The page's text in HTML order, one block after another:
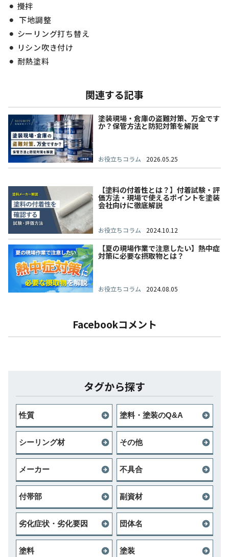
攪拌
下地調整
シーリング打ち替え
リシン吹き付け
耐熱塗料
関連する記事
お役立ちコラム 2026.05.25
塗装現場・倉庫の盗難対策、万全です
か？保管方法と防犯対策を解説
お役立ちコラム 2024.10.12
【塗料の付着性とは？】付着試験・評
価方法・現場で使えるポイントを塗装
会社向けに徹底解説
お役立ちコラム 2024.08.05
【夏の現場作業で注意したい】熱中症
対策に必要な摂取物とは？
Facebookコメント
タグから探す
性質 塗料・塗装のQ&A
シーリング材 その他
メーカー 不具合
付帯部 副資材
劣化症状・劣化要因 団体名
塗料 塗装